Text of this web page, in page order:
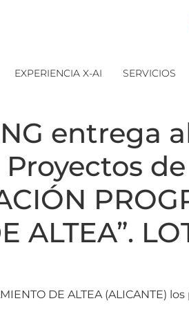
EXPERIENCIA X-AI SERVICIOS
entrega
Proyectos
ALTEA”.
DE ALTEA (ALICANTE)